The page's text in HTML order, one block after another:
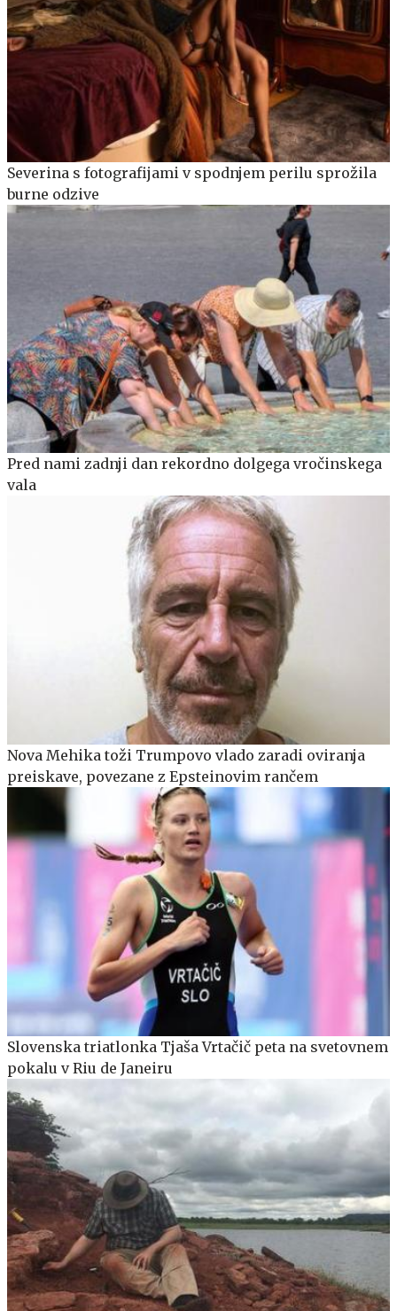
Severina s fotografijami v spodnjem perilu sprožila
burne odzive
Pred nami zadnji dan rekordno dolgega vročinskega
vala
Nova Mehika toži Trumpovo vlado zaradi oviranja
preiskave, povezane z Epsteinovim rančem
Slovenska triatlonka Tjaša Vrtačič peta na svetovnem
pokalu v Riu de Janeiru